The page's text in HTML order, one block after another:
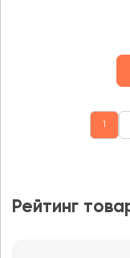
1
Рейтинг